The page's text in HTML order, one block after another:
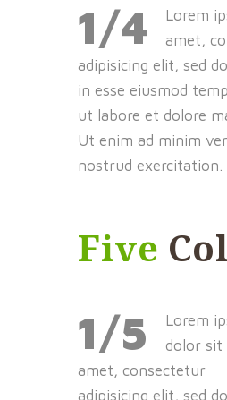
1/4
Lorem
amet,
adipisicing elit, sed
in esse eiusmod
ut labore et dolore
Ut enim ad minim
nostrud exercitation.
Five
1/5
Lorem
dolor sit
amet, consectetur
adipisicing elit, sed